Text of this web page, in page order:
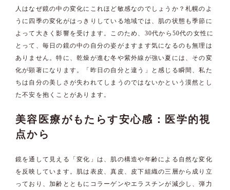
人はなぜ鏡の中の変化にこれほど敏感なのでしょうか？札幌のよ
うに四季の変化がはっきりしている地域では、肌の状態も季節に
よって大きく影響を受けます。このため、30代から50代の女性に
とって、毎日の鏡の中の自分の姿がますます気になるのも無理は
ありません。特に、乾燥が進む冬や紫外線が強い夏には、その変
化が顕著になります。「昨日の自分と違う」と感じる瞬間、私た
ちは自分の美しさが失われてしまうのではないかという漠然とし
た不安を抱くことがあります。
美容医療がもたらす安心感：医学的視
点から
鏡を通して見える「変化」は、肌の構造や年齢による自然な変化
を反映しています。肌は表皮、真皮、皮下組織の三層から成り立
っており、加齢とともにコラーゲンやエラスチンが減少し、弾力